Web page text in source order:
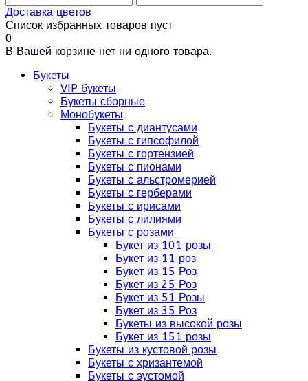
Доставка цветов
Список избранных товаров пуст
0
В Вашей корзине нет ни одного товара.
Букеты
VIP букеты
Букеты сборные
Монобукеты
Букеты с диантусами
Букеты с гипсофилой
Букеты с гортензией
Букеты с пионами
Букеты с альстромерией
Букеты с герберами
Букеты с ирисами
Букеты с лилиями
Букеты с розами
Букет из 101 розы
Букет из 11 роз
Букет из 15 Роз
Букет из 25 Роз
Букет из 51 Розы
Букет из 35 Роз
Букеты из высокой розы
Букет из 151 розы
Букеты из кустовой розы
Букеты с хризантемой
Букеты с эустомой